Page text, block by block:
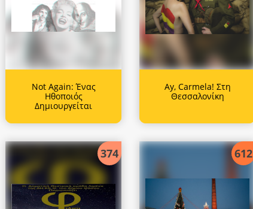
Not Again: Ένας
Ηθοποιός
Δημιουργείται
Ay, Carmela! Στη
Θεσσαλονίκη
374 612